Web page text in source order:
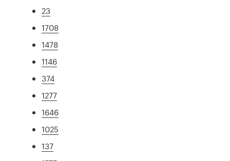
23
1708
1478
1146
374
1277
1646
1025
137